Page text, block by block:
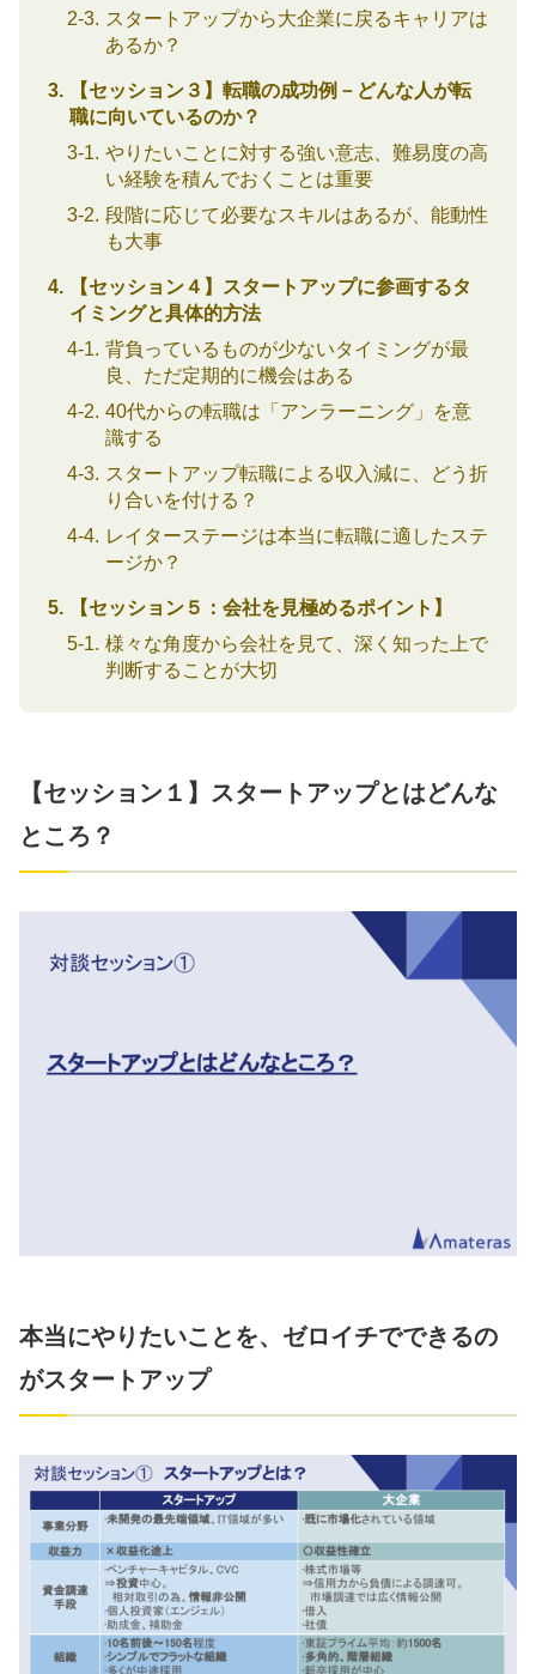
スタートアップから大企業に戻るキャリアは
あるか？
【セッション３】転職の成功例－どんな人が転
職に向いているのか？
やりたいことに対する強い意志、難易度の高
い経験を積んでおくことは重要
段階に応じて必要なスキルはあるが、能動性
も大事
【セッション４】スタートアップに参画するタ
イミングと具体的方法
背負っているものが少ないタイミングが最
良、ただ定期的に機会はある
40代からの転職は「アンラーニング」を意
識する
スタートアップ転職による収入減に、どう折
り合いを付ける？
レイターステージは本当に転職に適したステ
ージか？
【セッション５：会社を見極めるポイント】
様々な角度から会社を見て、深く知った上で
判断することが大切
【セッション１】スタートアップとはどんな
ところ？
本当にやりたいことを、ゼロイチでできるの
がスタートアップ